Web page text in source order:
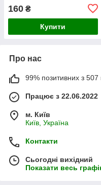
160 ₴
Купити
Про нас
99% позитивних з 507
Працює з 22.06.2022
м. Київ
Київ, Україна
Контакти
Сьогодні вихідний
Показати весь